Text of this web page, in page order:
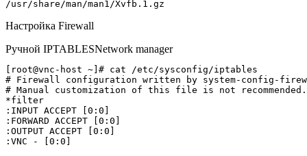
Настройка Firewall
Ручной IPTABLESNetwork manager
[root@vnc-host ~]# cat /etc/sysconfig/iptables
# Firewall configuration written by system-config-
# Manual customization of this file is not recommended.
*filter
:INPUT ACCEPT [0:0]
:FORWARD ACCEPT [0:0]
:OUTPUT ACCEPT [0:0]
:VNC - [0:0]